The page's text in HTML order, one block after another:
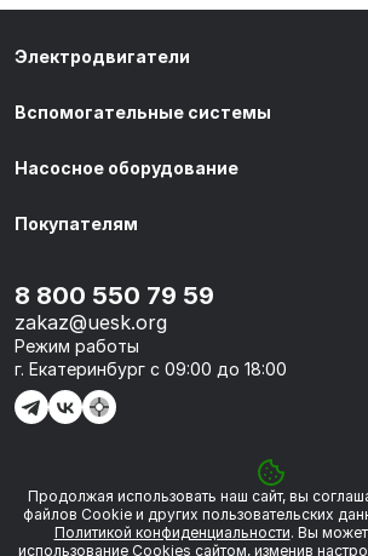
© 2026 «УЭСК-ТЕХНОЛОГИИ»
Электродвигатели
Вспомогательные системы
Насосное оборудование
Покупателям
8 800 550 79 59
zakaz@uesk.org
Режим работы
г. Екатеринбург с 09:00 до 18:00
Продолжая использовать наш сайт, вы
файлов Сookie и других пользовательских
Политикой конфиденциальности. Вы
использование Cookies сайтом, изменив